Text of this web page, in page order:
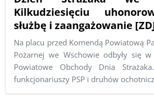
Kilkudziesięciu
służbę i zaangażowanie
Na placu przed Komendą Powiatową
Pożarnej we Wschowie odbyły się
Powiatowe Obchody Dnia
funkcjonariuszy PSP i druhów